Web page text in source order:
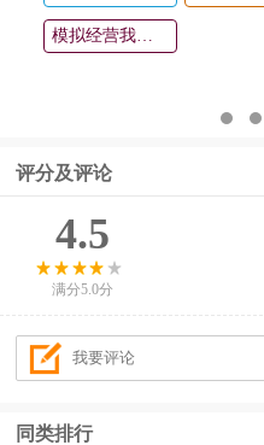
模拟经营我的大学
评分及评论
4.5
满分5.0分
同类排行